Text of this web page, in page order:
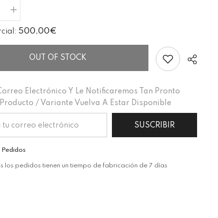
I18n
Error:
Missing
interpolation
la
{{
producto
500,00€
OUT OF STOCK
Electrónico Y Le Notificaremos Tan Pronto
/ Variante Vuelva A Estar Disponible
SUSCRIBIR
Pedidos
los pedidos tienen un tiempo de fabricación de 7 días